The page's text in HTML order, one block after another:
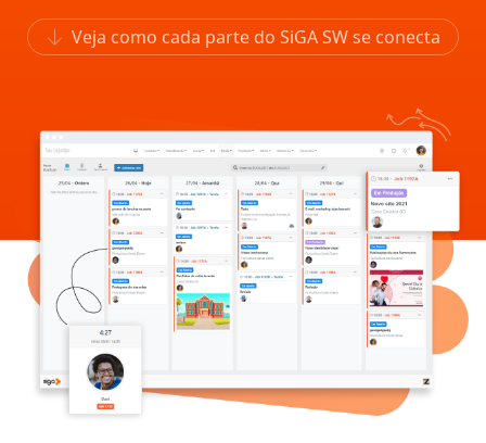
Veja como cada parte do SiGA SW se conecta